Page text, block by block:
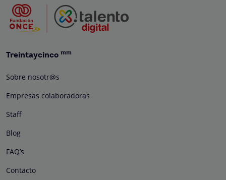
Treintaycinco mm
Sobre nosotr@s
Empresas colaboradoras
Staff
Blog
FAQ’s
Contacto